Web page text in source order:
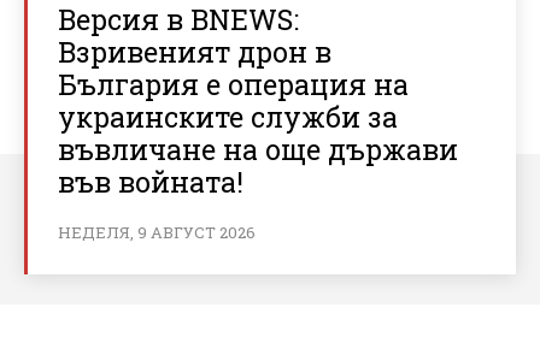
Версия в BNEWS:
Взривеният дрон в
България е операция на
украинските служби за
въвличане на още държави
във войната!
НЕДЕЛЯ, 9 АВГУСТ 2026